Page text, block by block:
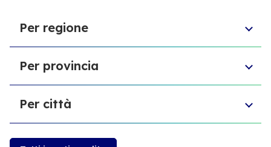
Per regione
Sardegna
Puglia
Sicilia
Marche
Veneto
Campania
Per provincia
Provincia di Forlì-Cesena
Provincia di Macerata
Provincia di Verona
Per città
Trevi